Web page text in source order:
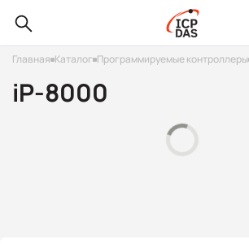
Главная Каталог Программируемые контроллеры
iP-8000